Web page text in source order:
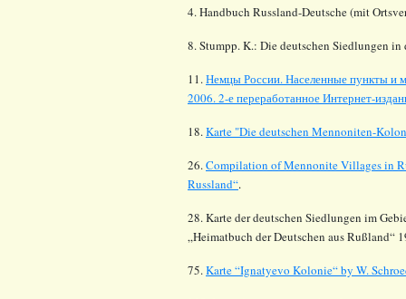
4. Handbuch Russland-Deutsche (mit
8. Stumpp. K.: Die deutschen Siedlungen
11.Немцы России. Населенные пункты и
2006. 2-е переработанное Интернет-
18.Karte "Die deutschen Mennoniten-
26.Compilation of Mennonite Villages in
Russland“.
28. Karte der deutschen Siedlungen im
„Heimatbuch der Deutschen aus Rußland“
75.Karte “Ignatyevo Kolonie“ by W.